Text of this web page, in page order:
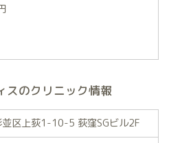
スのクリニック情報
並区上荻1-10-5 荻窪SGビル2F